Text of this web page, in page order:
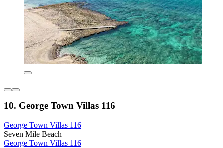
10. George Town Villas 116
George Town Villas 116
Seven Mile Beach
George Town Villas 116